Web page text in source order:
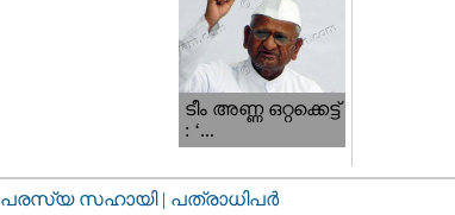
ടീം അണ്ണ ഒറ്റക്കെട്ട്
: ‘...
പരസ്യ സഹായി | പത്രാധിപര്‍